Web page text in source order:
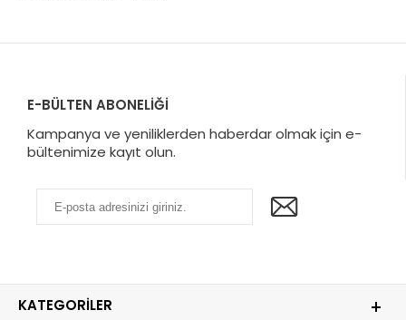
E-BÜLTEN ABONELİĞİ
Kampanya ve yeniliklerden haberdar olmak için e-
bültenimize kayıt olun.
KATEGORILER